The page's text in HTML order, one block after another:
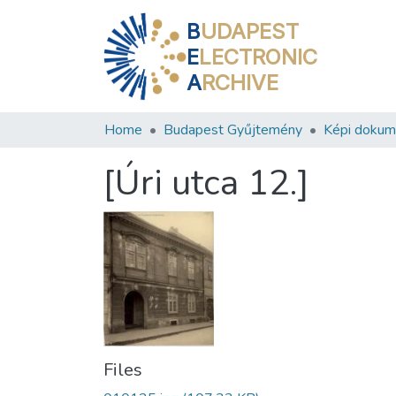
BUDAPEST
ELECTRONIC
ARCHIVE
Home Budapest Gyűjtemény Képi
[Úri utca 12.]
Files